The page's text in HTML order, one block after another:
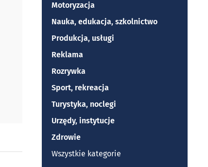
Motoryzacja
Nauka, edukacja, szkolnictwo
Produkcja, usługi
Reklama
Rozrywka
Sport, rekreacja
Turystyka, noclegi
Urzędy, instytucje
Zdrowie
Wszystkie kategorie